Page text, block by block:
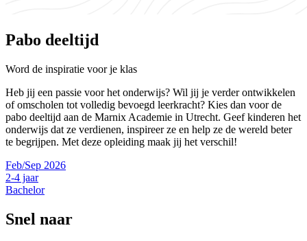
Pabo deeltijd
Word de inspiratie voor je klas
Heb jij een passie voor het onderwijs? Wil jij je verder ontwikkelen
of omscholen tot volledig bevoegd leerkracht? Kies dan voor de
pabo deeltijd aan de Marnix Academie in Utrecht. Geef kinderen het
onderwijs dat ze verdienen, inspireer ze en help ze de wereld beter
te begrijpen. Met deze opleiding maak jij het verschil!
Feb/Sep 2026
2-4 jaar
Bachelor
Snel naar